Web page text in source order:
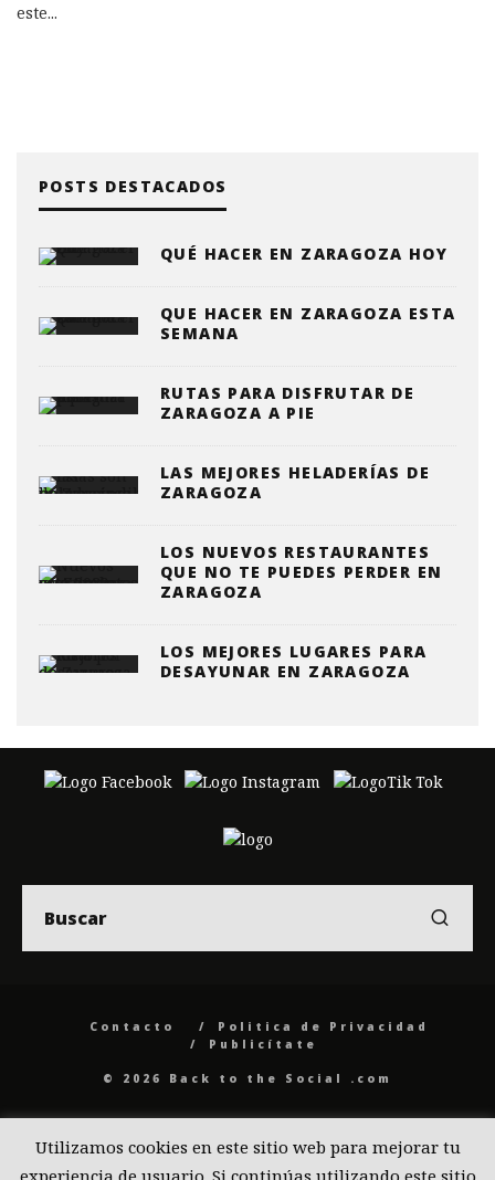
este...
POSTS DESTACADOS
QUÉ HACER EN ZARAGOZA HOY
QUE HACER EN ZARAGOZA ESTA
SEMANA
RUTAS PARA DISFRUTAR DE
ZARAGOZA A PIE
LAS MEJORES HELADERÍAS DE
ZARAGOZA
LOS NUEVOS RESTAURANTES
QUE NO TE PUEDES PERDER EN
ZARAGOZA
LOS MEJORES LUGARES PARA
DESAYUNAR EN ZARAGOZA
Contacto
Politica de Privacidad
Publicítate
© 2026 Back to the Social .com
Utilizamos cookies en este sitio web para mejorar tu
experiencia de usuario. Si continúas utilizando este sitio